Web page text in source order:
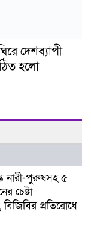
দেশব্যাপী
হলো
নারী-পুরুষসহ ৫
চেষ্টা
প্রতিরোধে